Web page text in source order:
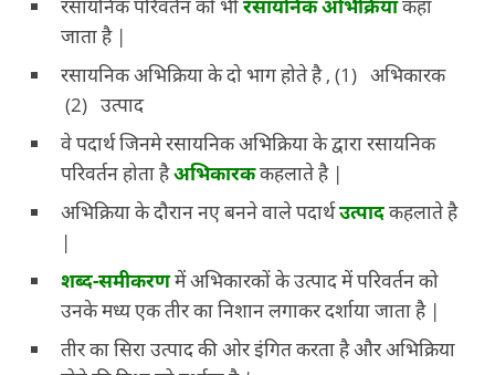
रसायनिक परिवर्तन को भीरसायनिक अभिक्रियाकहा
जाता है |
रसायनिक अभिक्रिया के दो भाग होते है , (1) अभिकारक
(2) उत्पाद
वे पदार्थ जिनमे रसायनिक अभिक्रिया के द्वारा रसायनिक
परिवर्तन होता हैअभिकारककहलाते है |
अभिक्रिया के दौरान नए बनने वाले पदार्थउत्पादकहलाते है
|
शब्द-समीकरणमें अभिकारकों के उत्पाद में परिवर्तन को
उनके मध्य एक तीर का निशान लगाकर दर्शाया जाता है |
तीर का सिरा उत्पाद की ओर इंगित करता है और अभिक्रिया